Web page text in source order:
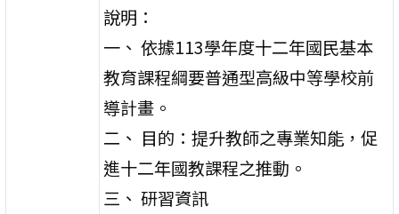
說明：
一、 依據113學年度十二年國民基本
教育課程綱要普通型高級中等學校前
導計畫。
二、 目的：提升教師之專業知能，促
進十二年國教課程之推動。
三、 研習資訊